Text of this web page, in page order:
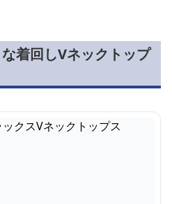
着回しVネックトップ